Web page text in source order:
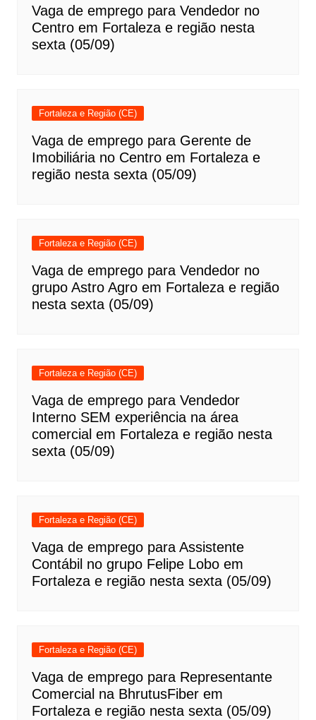
Vaga de emprego para Vendedor no
Centro em Fortaleza e região nesta
sexta (05/09)
Fortaleza e Região (CE)
Vaga de emprego para Gerente de
Imobiliária no Centro em Fortaleza e
região nesta sexta (05/09)
Fortaleza e Região (CE)
Vaga de emprego para Vendedor no
grupo Astro Agro em Fortaleza e região
nesta sexta (05/09)
Fortaleza e Região (CE)
Vaga de emprego para Vendedor
Interno SEM experiência na área
comercial em Fortaleza e região nesta
sexta (05/09)
Fortaleza e Região (CE)
Vaga de emprego para Assistente
Contábil no grupo Felipe Lobo em
Fortaleza e região nesta sexta (05/09)
Fortaleza e Região (CE)
Vaga de emprego para Representante
Comercial na BhrutusFiber em
Fortaleza e região nesta sexta (05/09)